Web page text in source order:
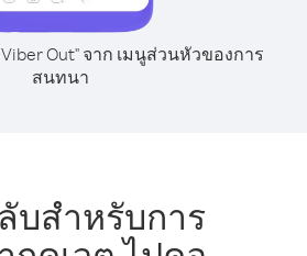
Out" จาก เมนูส่วนหัวของการ
สนทนา
บสำหรับการ